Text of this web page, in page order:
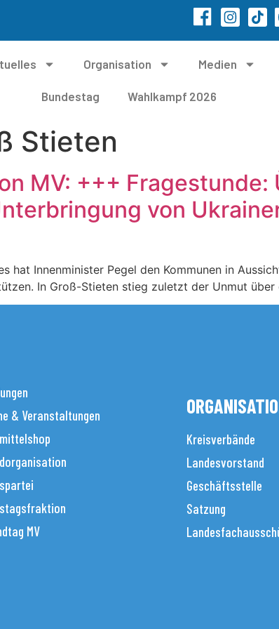
Organisation Medien
Bundestag Wahlkampf 2026
Stieten
MV: +++
von
hat Innenminister Pegel den Kommunen in
In Groß-Stieten stieg zuletzt der Unmut
& Veranstaltungen
MV
Kreisverbände
Landesvorstand
Geschäftsstelle
Satzung